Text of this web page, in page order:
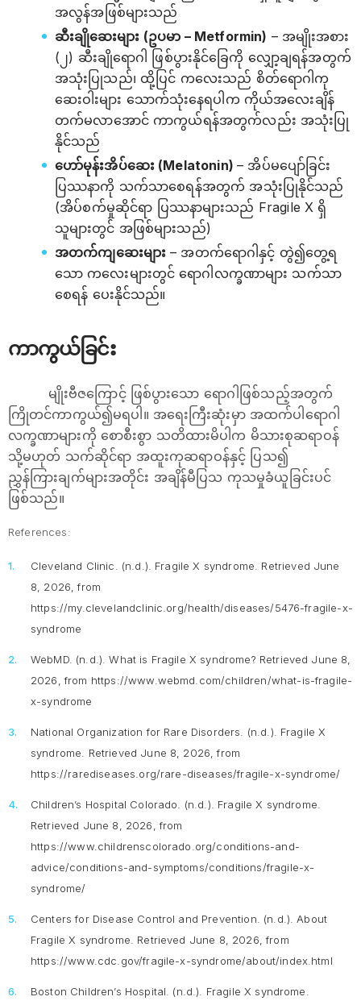
အလွန်အဖြစ်များသည်
ဆီးချိုဆေးများ (ဥပမာ – Metformin) – အမျိုးအစား
(၂) ဆီးချိုရောဂါ ဖြစ်ပွားနိုင်ခြေကို လျှော့ချရန်အတွက်
အသုံးပြုသည်၊ ထို့ပြင် ကလေးသည် စိတ်ရောဂါကု
ဆေးဝါးများ သောက်သုံးနေရပါက ကိုယ်အလေးချိန်
တက်မလာအောင် ကာကွယ်ရန်အတွက်လည်း အသုံးပြု
နိုင်သည်
ဟော်မုန်းအိပ်ဆေး (Melatonin)– အိပ်မပျော်ခြင်း
ပြဿနာကို သက်သာစေရန်အတွက် အသုံးပြုနိုင်သည်
(အိပ်စက်မှုဆိုင်ရာ ပြဿနာများသည် Fragile X ရှိ
သူများတွင် အဖြစ်များသည်)
အတက်ကျဆေးများ– အတက်ရောဂါနှင့် တွဲ၍တွေ့ရ
သော ကလေးများတွင် ရောဂါလက္ခဏာများ သက်သာ
စေရန် ပေးနိုင်သည်။
ကာကွယ်ခြင်း
မျိုးဗီဇကြောင့် ဖြစ်ပွားသော ရောဂါဖြစ်သည့်အတွက်
ကြိုတင်ကာကွယ်၍မရပါ။ အရေးကြီးဆုံးမှာ အထက်ပါရောဂါ
လက္ခဏာများကို စောစီးစွာ သတိထားမိပါက မိသားစုဆရာဝန်
သို့မဟုတ် သက်ဆိုင်ရာ အထူးကုဆရာဝန်နှင့် ပြသ၍
ညွှန်ကြားချက်များအတိုင်း အချိန်မီပြသ ကုသမှုခံယူခြင်းပင်
ဖြစ်သည်။
References:
Cleveland Clinic. (n.d.). Fragile X syndrome . Retrieved June
8, 2026, from
https://my.clevelandclinic.org/health/diseases/5476-fragile-x-
syndrome
WebMD. (n.d.).What is Fragile X syndrome? Retrieved June 8,
2026, from https://www.webmd.com/children/what-is-fragile-
x-syndrome
National Organization for Rare Disorders. (n.d.). Fragile X
syndrome . Retrieved June 8, 2026, from
https://rarediseases.org/rare-diseases/fragile-x-syndrome/
Children’s Hospital Colorado. (n.d.). Fragile X syndrome
Retrieved June 8, 2026, from
https://www.childrenscolorado.org/conditions-and-
advice/conditions-and-symptoms/conditions/fragile-x-
syndrome/
Centers for Disease Control and Prevention. (n.d.). About
Fragile X syndrome . Retrieved June 8, 2026, from
https://www.cdc.gov/fragile-x-syndrome/about/index.html
Boston Children’s Hospital. (n.d.). Fragile X syndrome